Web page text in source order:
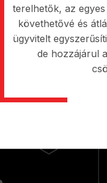
terelhetők, az
követhetővé és
ügyvitelt
de hozzájárul